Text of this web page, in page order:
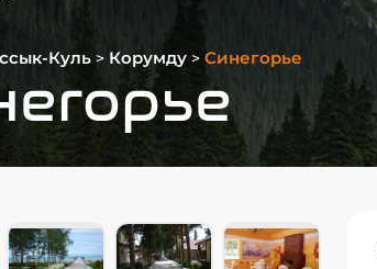
Куль > Корумду > Синегорье